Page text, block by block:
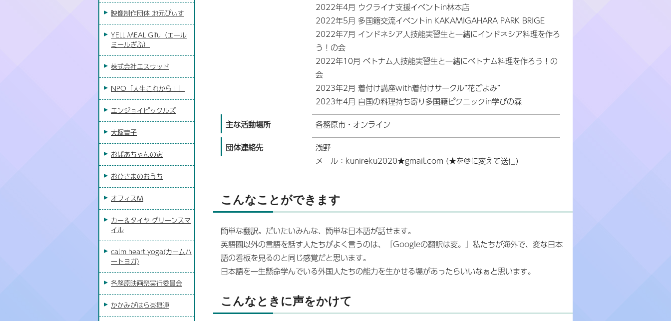
2022年4月 ウクライナ支援イベントin林本店
2022年5月 多国籍交流イベントin KAKAMIGAHARA PARK BRIGE
2022年7月 インドネシア人技能実習生と一緒にインドネシア料理を作ろ
う！の会
2022年10月 ベトナム人技能実習生と一緒にベトナム料理を作ろう！の
会
2023年2月 着付け講座with着付けサークル”花ごよみ”
2023年4月 自国の料理持ち寄り多国籍ピクニックin学びの森
主な活動場所
各務原市・オンライン
団体連絡先
浅野
メール：kunireku2020★gmail.com (★を@に変えて送信)
こんなことができます
簡単な翻訳。だいたいみんな、簡単な日本語が話せます。
英語圏以外の言語を話す人たちがよく言うのは、「Googleの翻訳は変。」私たちが海外で、変な日本
語の看板を見るのと同じ感覚だと思います。
日本語を一生懸命学んでいる外国人たちの能力を生かせる場があったらいいなぁと思います。
こんなときに声をかけて
映像制作団体 地元ぴぃす
YELL MEAL Gifu（エール
ミールぎふ）
株式会社エスウッド
NPO「人生これから！」
エンジョイピックルズ
大塚貴子
おばあちゃんの家
おひさまのおうち
オフィスM
カー＆タイヤ グリーンスマ
イル
calm heart yoga(カームハ
ートヨガ)
各務原映画祭実行委員会
かかみがはら炎舞連